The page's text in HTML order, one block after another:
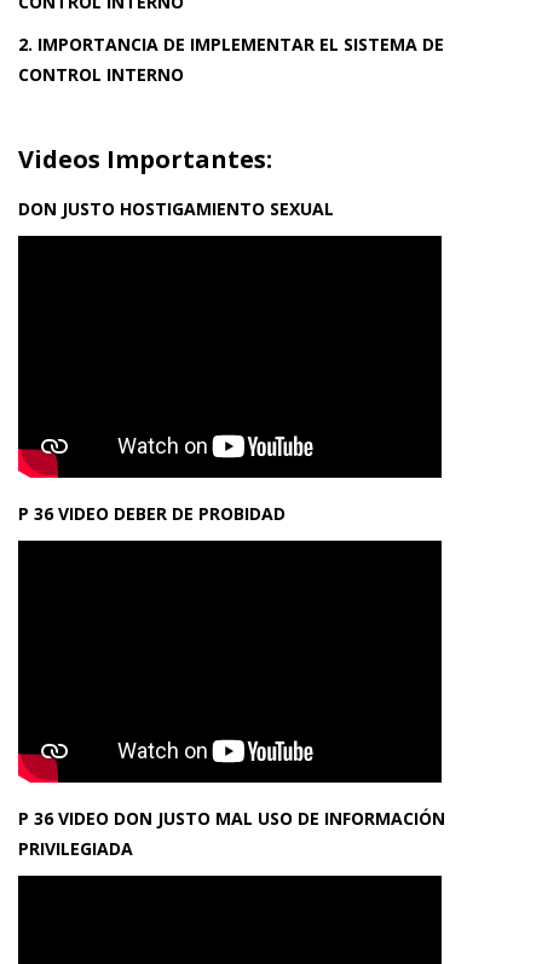
2. IMPORTANCIA DE IMPLEMENTAR EL SISTEMA DE
CONTROL INTERNO
Videos Importantes:
DON JUSTO HOSTIGAMIENTO SEXUAL
P 36 VIDEO DEBER DE PROBIDAD
P 36 VIDEO DON JUSTO MAL USO DE INFORMACIÓN
PRIVILEGIADA